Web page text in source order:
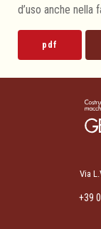
d’uso anche nella
pdf
Via
+39